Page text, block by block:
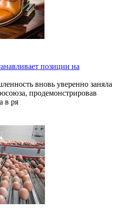
позиции на
вновь уверенно заняла
продемонстрировав
в ря